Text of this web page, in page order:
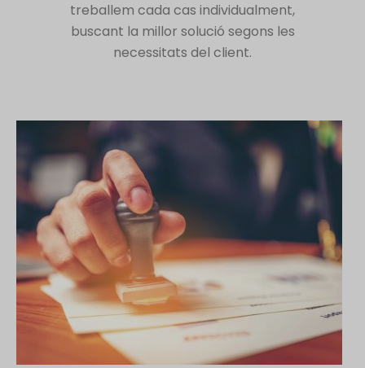
treballem cada cas individualment,
buscant la millor solució segons les
necessitats del client.